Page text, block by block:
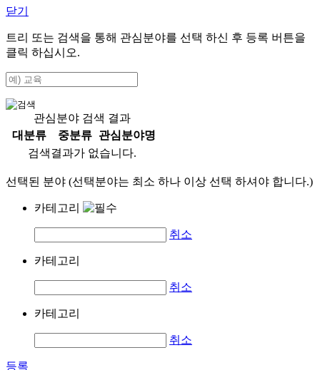
닫기
트리 또는 검색을 통해 관심분야를 선택 하신 후 등록 버튼을
클릭 하십시오.
관심분야 검색 결과
대분류
중분류
관심분야명
검색결과가 없습니다.
선택된 분야 (선택분야는 최소 하나 이상 선택 하셔야 합니다.)
카테고리
취소
카테고리
취소
카테고리
취소
등록